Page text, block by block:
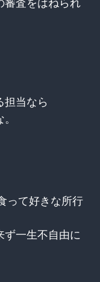
担当なら
って好きな所行
ず一生不自由に